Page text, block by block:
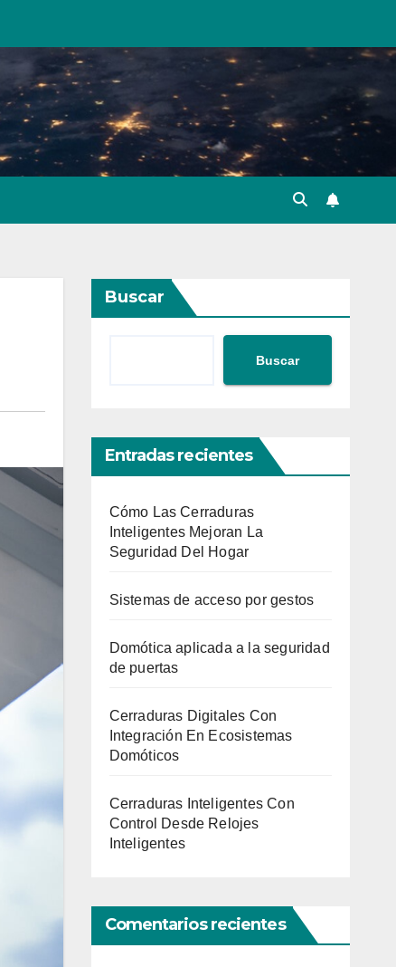
Buscar
Buscar
Entradas recientes
Cómo Las Cerraduras
Inteligentes Mejoran La
Seguridad Del Hogar
Sistemas de acceso por gestos
Domótica aplicada a la seguridad
de puertas
Cerraduras Digitales Con
Integración En Ecosistemas
Domóticos
Cerraduras Inteligentes Con
Control Desde Relojes
Inteligentes
Comentarios recientes